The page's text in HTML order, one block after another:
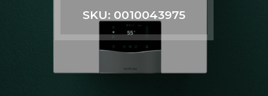
SKU: 0010043975